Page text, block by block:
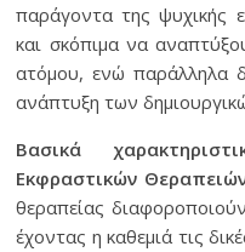
παράγοντα της ψυχικής
και σκόπιμα να
ατόμου, ενώ παράλληλα
ανάπτυξη των
Βασικά
Εκφραστικών
θεραπείας
έχοντας η καθεμιά τις